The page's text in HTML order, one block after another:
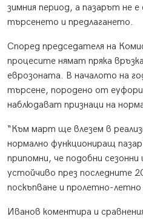
зимния период, а пазарът не
търсенето и предлагането.
Според председателя на
процесите нямат пряка
еврозоната. В началото на
търсене, породено от
наблюдават признаци на
“Към март ще влезем в
нормално функциониращ
припомни, че подобни
устойчиво през последните
поскъпване и пролетно-
Иванов коментира и